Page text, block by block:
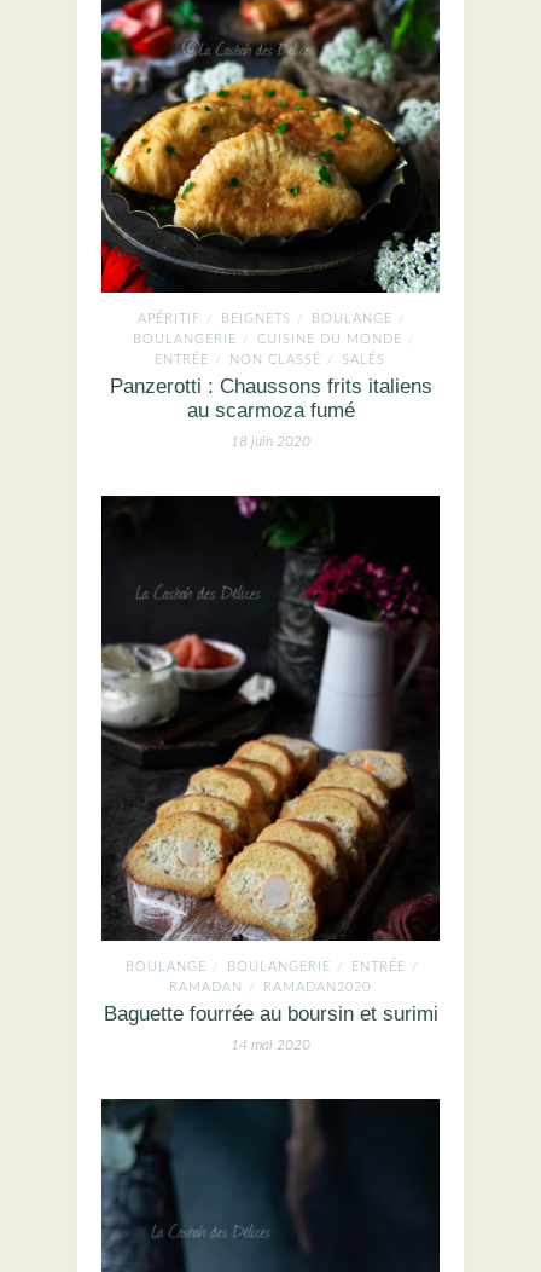
APÉRITIF / BEIGNETS / BOULANGE /
BOULANGERIE / CUISINE DU MONDE /
ENTRÉE / NON CLASSÉ / SALÉS
Panzerotti : Chaussons frits italiens
au scarmoza fumé
18 juin 2020
BOULANGE / BOULANGERIE / ENTRÉE /
RAMADAN / RAMADAN2020
Baguette fourrée au boursin et surimi
14 mai 2020